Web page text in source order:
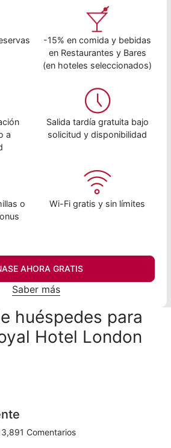
-15% en comida y bebidas
en Restaurantes y Bares
(en hoteles seleccionados)
a
Salida tardía gratuita bajo
solicitud y disponibilidad
o
Wi-Fi gratis y sin límites
AHORA GRATIS
Saber más
huéspedes para
Hotel London
Comentarios